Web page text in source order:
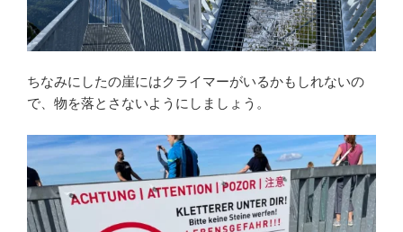
ちなみにしたの崖にはクライマーがいるかもしれないの
で、物を落とさないようにしましょう。